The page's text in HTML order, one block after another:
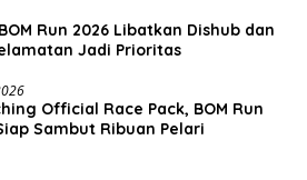
Run 2026 Libatkan Dishub dan
Jadi Prioritas
Official Race Pack, BOM Run
Sambut Ribuan Pelari